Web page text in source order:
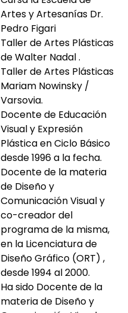
Artes y Artesanías Dr.
Pedro Figari
Taller de Artes Plásticas
de Walter Nadal .
Taller de Artes Plásticas
Mariam Nowinsky /
Varsovia.
Docente de Educación
Visual y Expresión
Plástica en Ciclo Básico
desde 1996 a la fecha.
Docente de la materia
de Diseño y
Comunicación Visual y
co-creador del
programa de la misma,
en la Licenciatura de
Diseño Gráfico (ORT) ,
desde 1994 al 2000.
Ha sido Docente de la
materia de Diseño y